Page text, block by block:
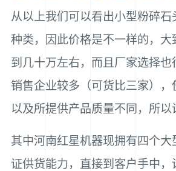
从以上我们可以看出小型粉碎石
种类，因此价格是不一样的，大
到几十万左右，而且厂家选择也
销售企业较多（可货比三家），
以及所提供产品质量不同，所以
其中河南红星机器现拥有四个大
证供货能力，直接到客户手中，